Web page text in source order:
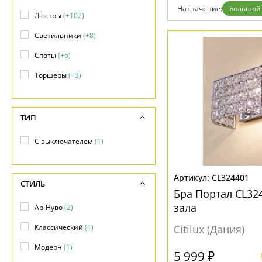
Возврат
Отзывы
Установка
Дизайнерам
Бренды
Контакты
Назначение: Большой
CL324401
Бра Портал
зала
Citilux (Дания)
5 999 ₽
Люстры(+102)
Светильники (+8)
Споты(+6)
Торшеры(+3)
ТИП
С выключателем (1)
СТИЛЬ
Ар-Нуво(2)
Классический (1)
Модерн (1)